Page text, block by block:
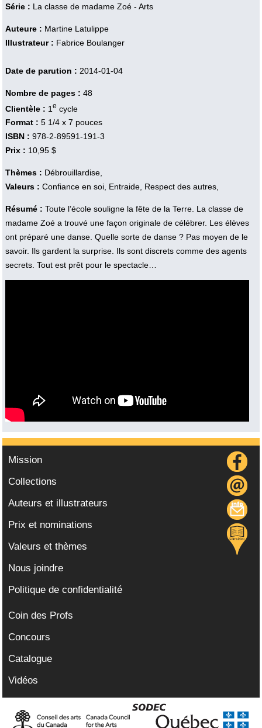
Série : La classe de madame Zoé - Arts
Auteure : Martine Latulippe
Illustrateur : Fabrice Boulanger
Date de parution : 2014-01-04
Nombre de pages : 48
Clientèle : 1 e cycle
Format : 5 1/4 x 7 pouces
ISBN : 978-2-89591-191-3
Prix : 10,95 $
Thèmes : Débrouillardise,
Valeurs : Confiance en soi, Entraide, Respect des autres,
Résumé : Toute l’école souligne la fête de la Terre. La classe de
madame Zoé a trouvé une façon originale de célébrer. Les élèves
ont préparé une danse. Quelle sorte de danse ? Pas moyen de le
savoir. Ils gardent la surprise. Ils sont discrets comme des agents
secrets. Tout est prêt pour le spectacle…
Mission
Collections
Auteurs et illustrateurs
Prix et nominations
Valeurs et thèmes
Nous joindre
Politique de confidentialité
Coin des Profs
Concours
Catalogue
Vidéos